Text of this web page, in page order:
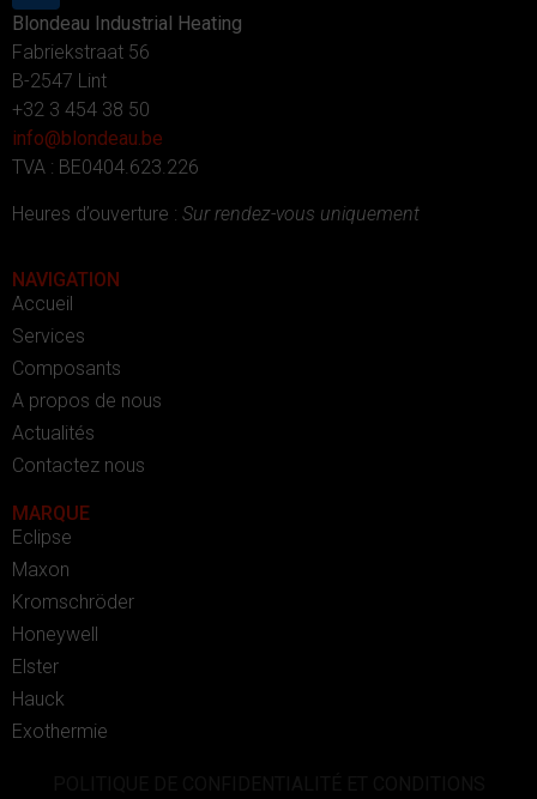
Blondeau Industrial Heating
Fabriekstraat 56
B-2547 Lint
+32 3 454 38 50
info@blondeau.be
TVA : BE0404.623.226
Heures d’ouverture : Sur rendez-vous uniquement
NAVIGATION
Accueil
Services
Composants
A propos de nous
Actualités
Contactez nous
MARQUE
Eclipse
Maxon
Kromschröder
Honeywell
Elster
Hauck
Exothermie